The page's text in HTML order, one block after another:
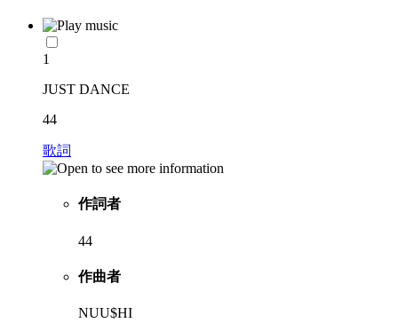
1
JUST DANCE
44
歌詞
作詞者
44
作曲者
NUU$HI